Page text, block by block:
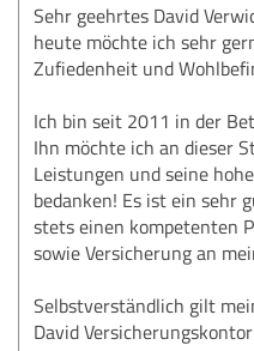
Sehr geehrtes David
heute möchte ich sehr
Zufiedenheit und
Ich bin seit 2011 in der
Ihn möchte ich an dieser
Leistungen und seine
bedanken! Es ist ein sehr
stets einen kompetenten
sowie Versicherung an
Selbstverständlich gilt
David